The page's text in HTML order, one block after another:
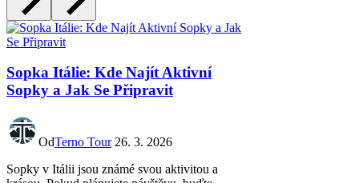
Sopka Itálie: Kde Najít Aktivní
Sopky a Jak Se Připravit
OdTerno Tour 26. 3. 2026
Sopky v Itálii jsou známé svou aktivitou a